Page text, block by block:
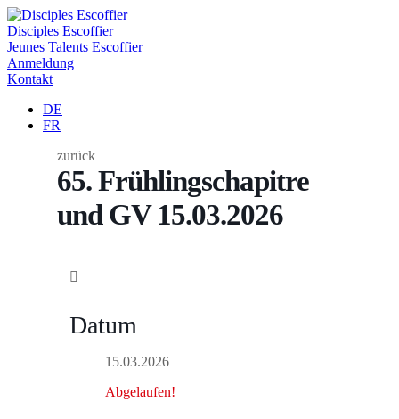
Disciples Escoffier
Jeunes Talents Escoffier
Anmeldung
Kontakt
DE
FR
zurück
65. Frühlingschapitre
und GV 15.03.2026
Datum
15.03.2026
Abgelaufen!